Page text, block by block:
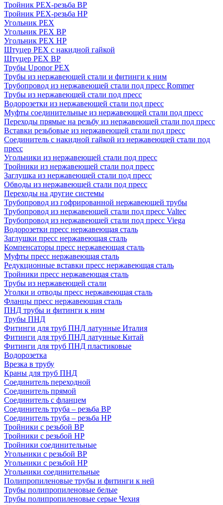
Тройник PEX-резьба ВР
Тройник PEX-резьба НР
Угольник PEX
Угольник PEX ВР
Угольник PEX НР
Штуцер PEX c накидной гайкой
Штуцер PEX ВР
Трубы Uponor PEX
Трубы из нержавеющей стали и фитинги к ним
Трубопровод из нержавеющей стали под пресс Rommer
Трубы из нержавеющей стали под пресс
Водорозетки из нержавеющей стали под пресс
Муфты соединительные из нержавеющей стали под пресс
Переходы прямые на резьбу из нержавеющей стали под пресс
Вставки резьбовые из нержавеющей стали под пресс
Соединитель с накидной гайкой из нержавеющей стали под
пресс
Угольники из нержавеющей стали под пресс
Тройники из нержавеющей стали под пресс
Заглушка из нержавеющей стали под пресс
Обводы из нержавеющей стали под пресс
Переходы на другие системы
Трубопровод из гофрированной нержавеющей трубы
Трубопровод из нержавеющей стали под пресс Valtec
Трубопровод из нержавеющей стали под пресс Viega
Водорозетки пресс нержавеющая сталь
Заглушки пресс нержавеющая сталь
Компенсаторы пресс нержавеющая сталь
Муфты пресс нержавеющая сталь
Редукционные вставки пресс нержавеющая сталь
Тройники пресс нержавеющая сталь
Трубы из нержавеющей стали
Уголки и отводы пресс нержавеющая сталь
Фланцы пресс нержавеющая сталь
ПНД трубы и фитинги к ним
Трубы ПНД
Фитинги для труб ПНД латунные Италия
Фитинги для труб ПНД латунные Китай
Фитинги для труб ПНД пластиковые
Водорозетка
Врезка в трубу
Краны для труб ПНД
Соединитель переходной
Соединитель прямой
Соединитель с фланцем
Соединитель труба – резьба ВР
Соединитель труба – резьба НР
Тройники с резьбой ВР
Тройники с резьбой НР
Тройники соединительные
Угольники с резьбой ВР
Угольники с резьбой НР
Угольники соединительные
Полипропиленовые трубы и фитинги к ней
Трубы полипропиленовые белые
Трубы полипропиленовые серые Чехия